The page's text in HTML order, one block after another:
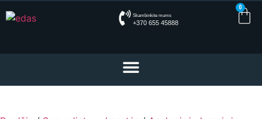
Skambinkite mums
+370 655 45888
0